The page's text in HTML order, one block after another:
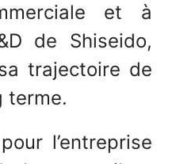
et à
de Shiseido,
trajectoire de
terme.
l’entreprise